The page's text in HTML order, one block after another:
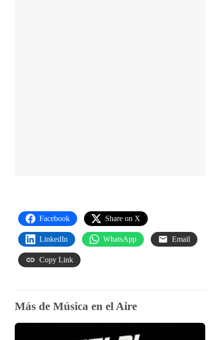
Facebook Share on X
LinkedIn WhatsApp Email
Copy Link
Más de Música en el Aire